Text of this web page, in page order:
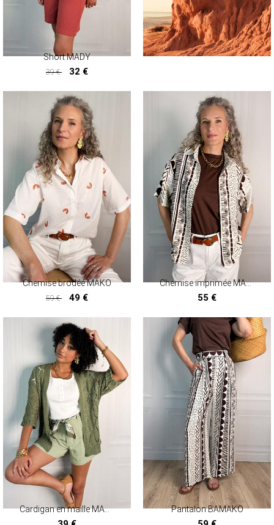
Short MADY
39 €
32 €
Chemise brodéé MAKO
59 €
49 €
Chemise imprimée MALABO
55 €
Cardigan en maille MAYENNE Pantalon BAMAKO